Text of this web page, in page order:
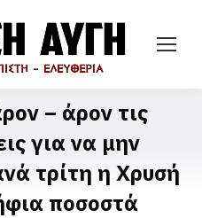
– άρον τις
για να μην
τρίτη η Χρυσή
ποσοστά